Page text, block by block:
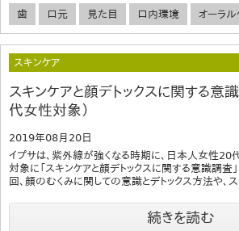
歯 口元 見た目 口内環境 オーラル
スキンケア
スキンケアと顔デトックスに関する意
代女性対象）
2019年08月20日
イプサは、紫外線が強くなる時期に、日本人女性
対象に「スキンケアと顔デトックスに関する意識調査
回、顔のむくみに関しての意識とデトックス方法や、
続きを読む